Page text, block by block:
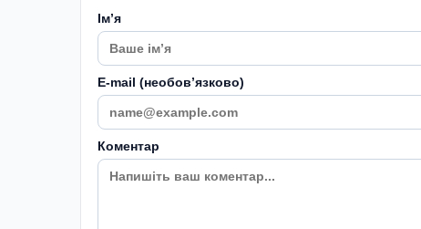
Імʼя
E-mail (необовʼязково)
Коментар